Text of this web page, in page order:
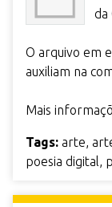
da
O arquivo em
auxiliam na
Mais
Tags: arte
poesia digital